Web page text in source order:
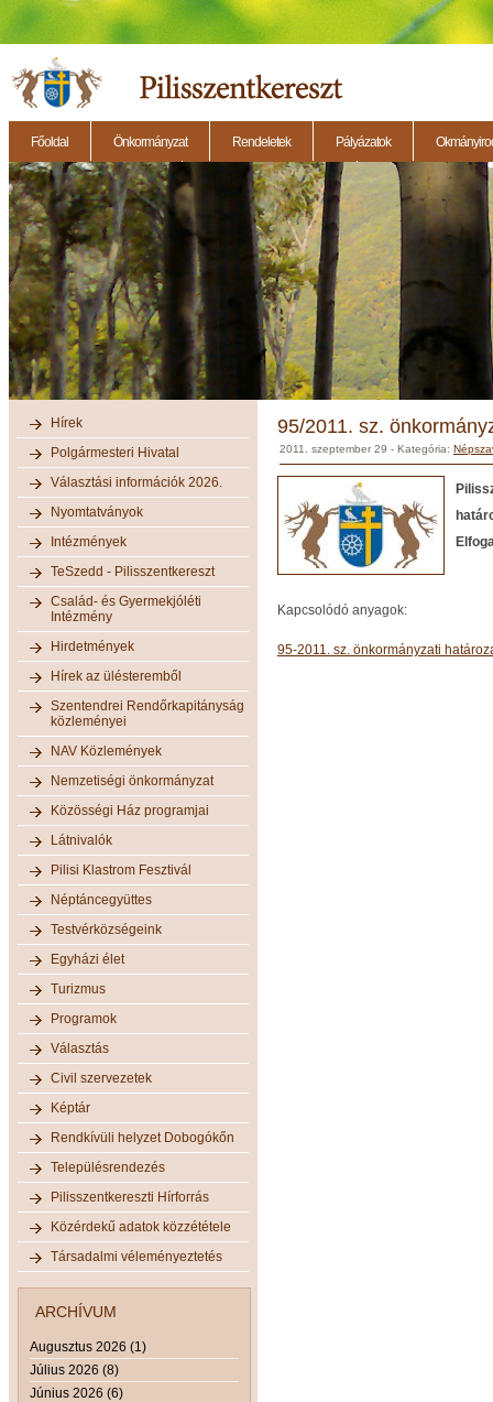
Főoldal Önkormányzat Rendeletek Pályázatok
2014.11.27. - Testületi ülés 2014.12.28. - Testületi ülés 2014.11.13. - Testületi
Hírek
Polgármesteri Hivatal
Választási információk 2026.
Nyomtatványok
Intézmények
TeSzedd - Pilisszentkereszt
Család- és Gyermekjóléti
Intézmény
Hirdetmények
Hírek az ülésteremből
Szentendrei Rendőrkapitányság
közleményei
NAV Közlemények
Nemzetiségi önkormányzat
Közösségi Ház programjai
Látnivalók
Pilisi Klastrom Fesztivál
Néptáncegyüttes
Testvérközségeink
Egyházi élet
Turizmus
Programok
Választás
Civil szervezetek
Képtár
Rendkívüli helyzet Dobogókőn
Településrendezés
Pilisszentkereszti Hírforrás
Közérdekű adatok közzététele
Társadalmi véleményeztetés
ARCHÍVUM
Augusztus 2026 (1)
Július 2026 (8)
Június 2026 (6)
95/2011. sz.
2011. szeptember 29 - Kategória:
Kapcsolódó anyagok:
95-2011. sz. önkormányzati